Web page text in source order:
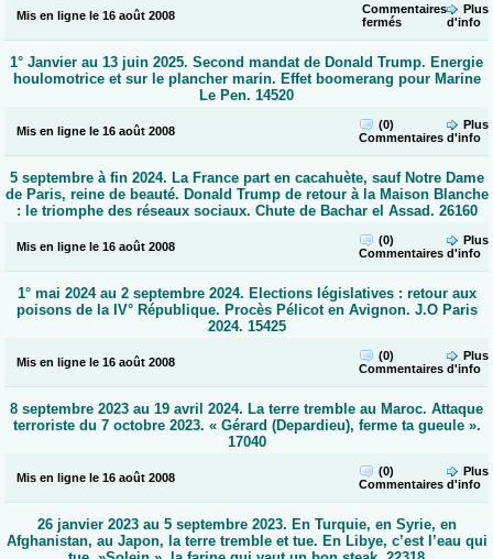
Mis en ligne le 16 août 2008
Commentaires
ferméssur
2025
au
20
quand
où
?
»
Gaza.
parlementaires
qui
envoient
France
dans
Netanyahou,
suivi
de
Trump,
veut
mettre
à
des
Iran.
Sud
Liban,
Plus
d'info
1° Janvier au 13 juin 2025. Second mandat de Donald Trump. Energie
houlomotrice et sur le plancher marin. Effet boomerang pour Marine
Le Pen. 14520
Mis en ligne le 16 août 2008
(0)
Commentaires
Plus
d'info
5 septembre à fin 2024. La France part en cacahuète, sauf Notre Dame
de Paris, reine de beauté. Donald Trump de retour à la Maison Blanche
: le triomphe des réseaux sociaux. Chute de Bachar el Assad. 26160
Mis en ligne le 16 août 2008
(0)
Commentaires
Plus
d'info
1° mai 2024 au 2 septembre 2024. Elections législatives : retour aux
poisons de la IV° République. Procès Pélicot en Avignon. J.O Paris
2024. 15425
Mis en ligne le 16 août 2008
(0)
Commentaires
Plus
d'info
8 septembre 2023 au 19 avril 2024. La terre tremble au Maroc. Attaque
terroriste du 7 octobre 2023. « Gérard (Depardieu), ferme ta gueule ».
17040
Mis en ligne le 16 août 2008
(0)
Commentaires
Plus
d'info
26 janvier 2023 au 5 septembre 2023. En Turquie, en Syrie, en
Afghanistan, au Japon, la terre tremble et tue. En Libye, c’est l’eau qui